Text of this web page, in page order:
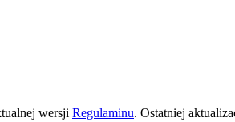
wersji Regulaminu. Ostatniej